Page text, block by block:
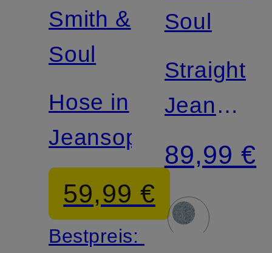
Smith &
Soul
Hose in
Jeansoptik
59,99 €
Bestpreis:
Soul
Straight
Jeans
SINA
89,99 €